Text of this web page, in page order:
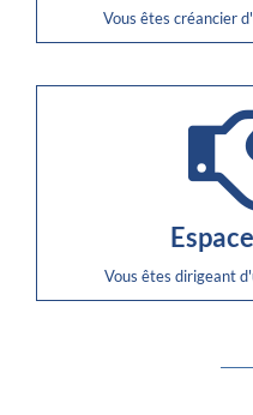
Vous êtes créancier
Vous êtes dirigeant